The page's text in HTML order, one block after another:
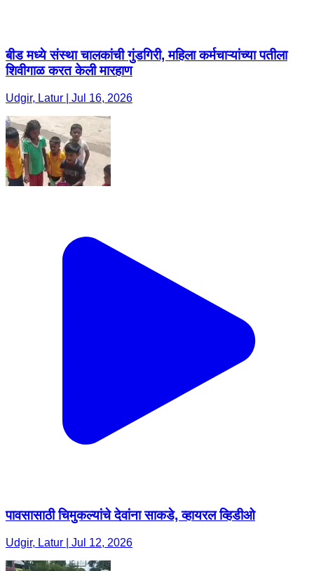
बीड मध्ये संस्था चालकांची गुंडगिरी, महिला कर्मचाऱ्यांच्या पतीला
शिवीगाळ करत केली मारहाण
Udgir, Latur | Jul 16, 2026
पावसासाठी चिमुकल्यांचे देवांना साकडे, व्हायरल व्हिडीओ
Udgir, Latur | Jul 12, 2026